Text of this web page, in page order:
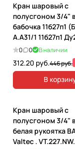
Кран шаровый с
полусгоном 3/4" вн-нар
бабочка 11б27п1 (БАЗ).
А.А31/1 11б27п1
0 0 В наличии
312.20 руб.446 руб.
В
Кран шаровый с
полусгоном 3/4" вн-нар
белая рукоятка
Valtec .